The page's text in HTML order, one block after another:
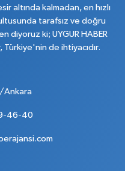
altında kalmadan, en hızlı
tarafsız ve doğru
diyoruz ki; UYGUR HABER
Türkiye'nin de ihtiyacıdır.
Ankara
46-40